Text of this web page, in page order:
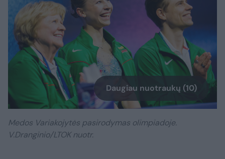
Daugiau nuotraukų (10)
Medos Variakojytės pasirodymas olimpiadoje.
V.Dranginio/LTOK nuotr.